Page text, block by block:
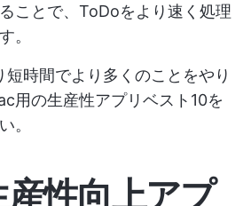
ことで、ToDoをより速く処理
。
時間でより多くのことをやり
用の生産性アプリベスト10を
。
性向上アプ